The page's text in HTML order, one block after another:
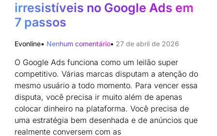
irresistíveis no Google Ads em
7 passos
Evonline 27 de abril de 2026
Nenhum comentário
O Google Ads funciona como um leilão super
competitivo. Várias marcas disputam a atenção do
mesmo usuário a todo momento. Para vencer essa
disputa, você precisa ir muito além de apenas
colocar dinheiro na plataforma. Você precisa de
uma estratégia bem desenhada e de anúncios que
realmente conversem com as